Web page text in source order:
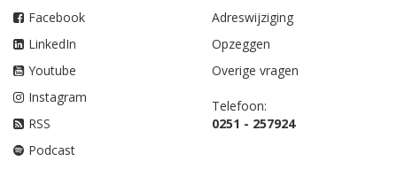
Facebook
LinkedIn
Youtube
Instagram
RSS
Podcast
Adreswijziging
Opzeggen
Overige vragen
Telefoon:
0251 - 257924